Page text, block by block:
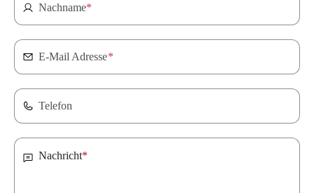
Nachname*
E-Mail Adresse*
Telefon
Nachricht*